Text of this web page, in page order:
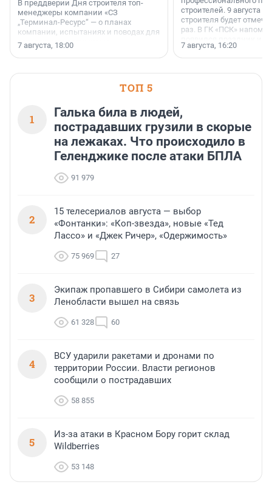
В преддверии Дня строителя топ-
менеджеры компании «СЗ
„Терминал-Ресурс“ — о планах
компании, испытаниях и поводах для
осторожного оптимизма.
7 августа, 18:00
строителей. 9 августа
строителя будет
раз. В ГК «ПСК»
поменялась роль
7 августа, 16:20
ТОП 5
1
Галька била в людей,
пострадавших грузили в скорые
на лежаках. Что происходило в
Геленджике после атаки БПЛА
91 979
2
15 телесериалов августа — выбор
«Фонтанки»: «Коп-звезда», новые «Тед
Лассо» и «Джек Ричер», «Одержимость»
75 969 27
3
Экипаж пропавшего в Сибири самолета из
Ленобласти вышел на связь
61 328 60
4
ВСУ ударили ракетами и дронами по
территории России. Власти регионов
сообщили о пострадавших
58 855
5
Из-за атаки в Красном Бору горит склад
Wildberries
53 148